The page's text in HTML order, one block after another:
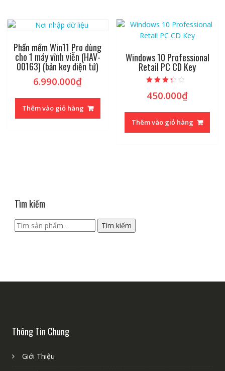
Phần mềm Win11 Pro dùng
cho 1 máy vĩnh viễn (HAV-
00163) (bản key điện tử)
6.990.000₫
Thêm vào giỏ hàng
Windows 10 Professional
Retail PC CD Key
hạng
3.06
450.000₫
Thêm vào giỏ hàng
Tìm kiếm
Tìm
kiếm:
Tìm kiếm
Thông Tin Chung
Giới Thiệu